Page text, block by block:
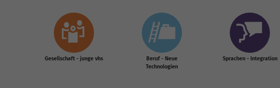
Gesellschaft - junge vhs
Beruf - Neue
Technologien
Sprachen - Integration